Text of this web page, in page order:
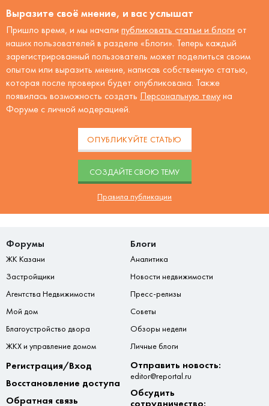
Выразите своё мнение, и вас услышат
Пришло время, и мы начали публиковать статьи и блоги от
наших пользователей в разделе «Блоги». Теперь каждый
зарегистрированный пользователь может поделиться своим
опытом или выразить мнение, написав собственную статью,
которая после проверки будет опубликована. Также
появилась возможность создать Персональную тему на
Форуме с личной модерацией.
ОПУБЛИКУЙТЕ СТАТЬЮ
CОЗДАЙТЕ СВОЮ ТЕМУ
Правила публикации
Форумы
ЖК Казани
Застройщики
Агентства Недвижимости
Мой дом
Благоустройство двора
ЖКХ и управление домом
Блоги
Аналитика
Новости недвижимости
Пресс-релизы
Советы
Обзоры недели
Личные блоги
Регистрация/Вход
Восстановление доступа
Обратная связь
Отправить новость:
editor@reportal.ru
Обсудить
сотрудничество: